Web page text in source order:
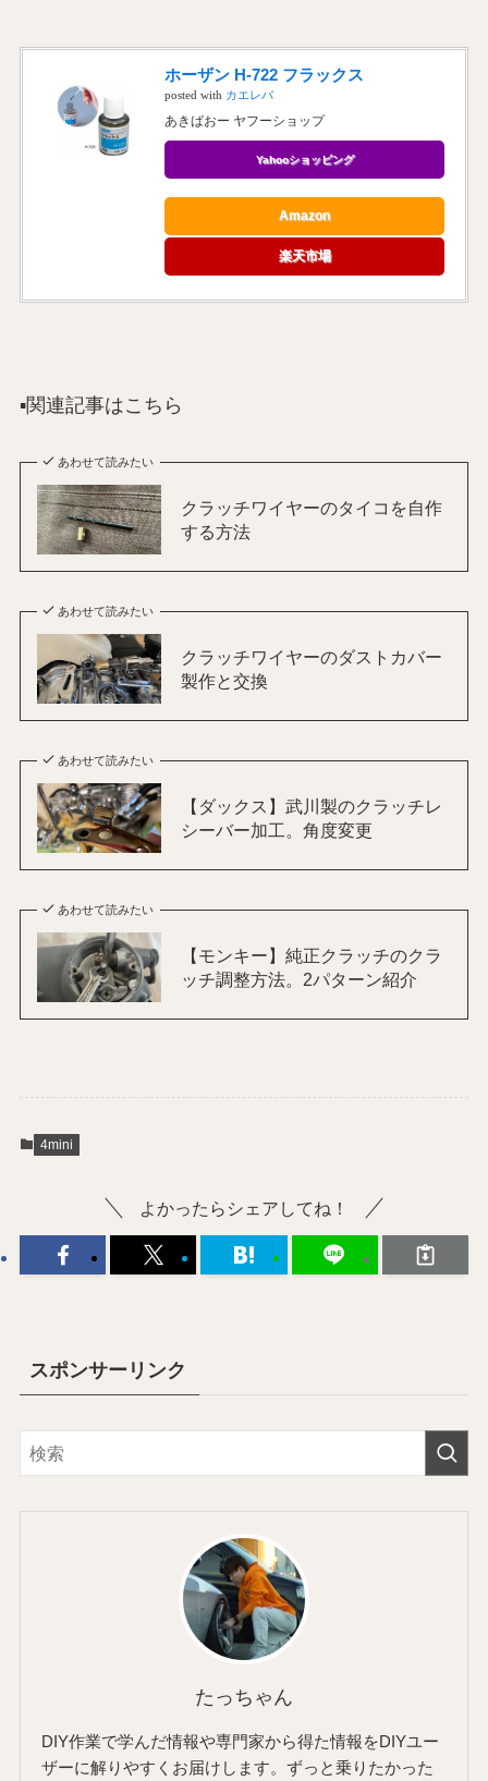
ホーザン H-722 フラックス
posted with カエレバ
あきばおー ヤフーショップ
Yahooショッピング
Amazon
楽天市場
▪️関連記事はこちら
あわせて読みたい
クラッチワイヤーのタイコを自作
する方法
あわせて読みたい
クラッチワイヤーのダストカバー
製作と交換
あわせて読みたい
【ダックス】武川製のクラッチレ
シーバー加工。角度変更
あわせて読みたい
【モンキー】純正クラッチのクラ
ッチ調整方法。2パターン紹介
4mini
よかったらシェアしてね！
スポンサーリンク
たっちゃん
DIY作業で学んだ情報や専門家から得た情報をDIYユー
ザーに解りやすくお届けします。ずっと乗りたかった